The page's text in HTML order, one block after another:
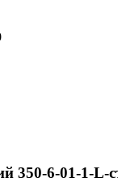
350-6-01-1-